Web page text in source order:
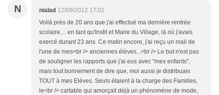
N nialad 12/09/2012 17:02
Voilà près de 20 ans que j'ai effectué ma dernière rentrée
scolaire.... en tant qu'Instit et Maire du Village, là où j'avais
exercé durant 23 ans. Ce matin encore, j'ai reçu un mail de
l'une de mes<br /> anciennes élèves...<br /> Le but n'est pas
de souligner les rapports que j'ai eus avec "mes enfants",
mais tout bonnement de dire que, moi aussi je distribuais
TOUT à mes Elèves. Seuls étaient à la charge des Familles,
le<br /> cartable qui amorçait déjà un phénomène de mode,